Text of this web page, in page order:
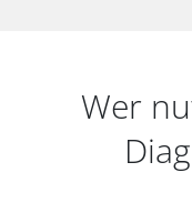
Wer